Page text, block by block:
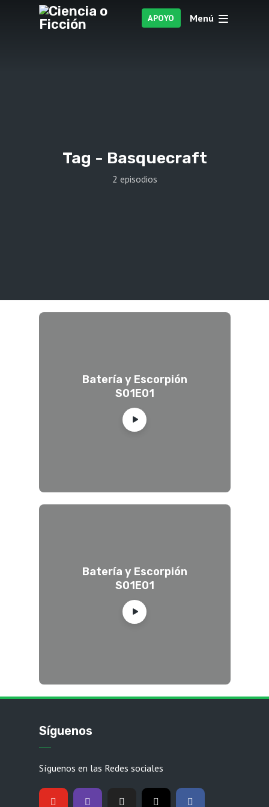
APOYO Menú
Tag - Basquecraft
2 episodios
Batería y Escorpión
S01E01
Batería y Escorpión
S01E01
Síguenos
Síguenos en las Redes sociales